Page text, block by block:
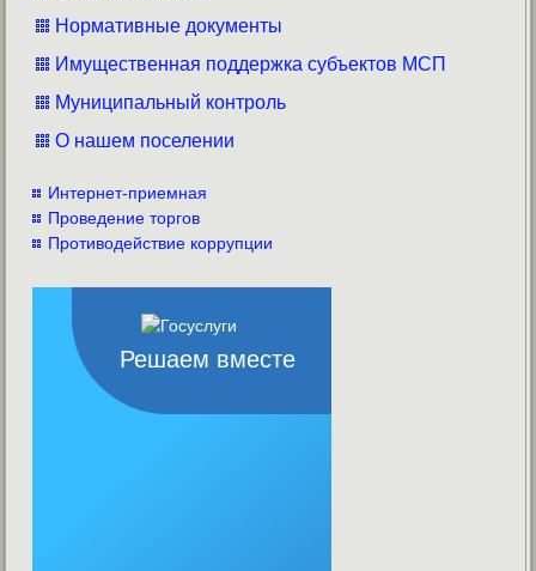
Нормативные документы
Имущественная поддержка субъектов МСП
Муниципальный контроль
О нашем поселении
Интернет-приемная
Проведение торгов
Противодействие коррупции
Решаем вместе